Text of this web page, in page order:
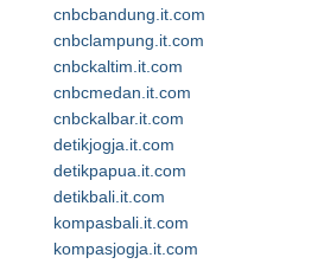
cnbcbandung.it.com
cnbclampung.it.com
cnbckaltim.it.com
cnbcmedan.it.com
cnbckalbar.it.com
detikjogja.it.com
detikpapua.it.com
detikbali.it.com
kompasbali.it.com
kompasjogja.it.com